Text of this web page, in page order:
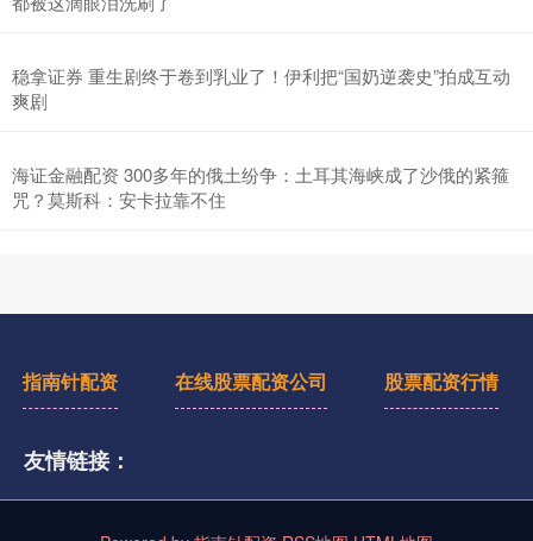
稳拿证券 重生剧终于卷到乳业了！伊利把“国奶逆袭史”拍成互动
爽剧
海证金融配资 300多年的俄土纷争：土耳其海峡成了沙俄的紧箍
咒？莫斯科：安卡拉靠不住
指南针配资 在线股票配资公司 股票配资行情
友情链接：